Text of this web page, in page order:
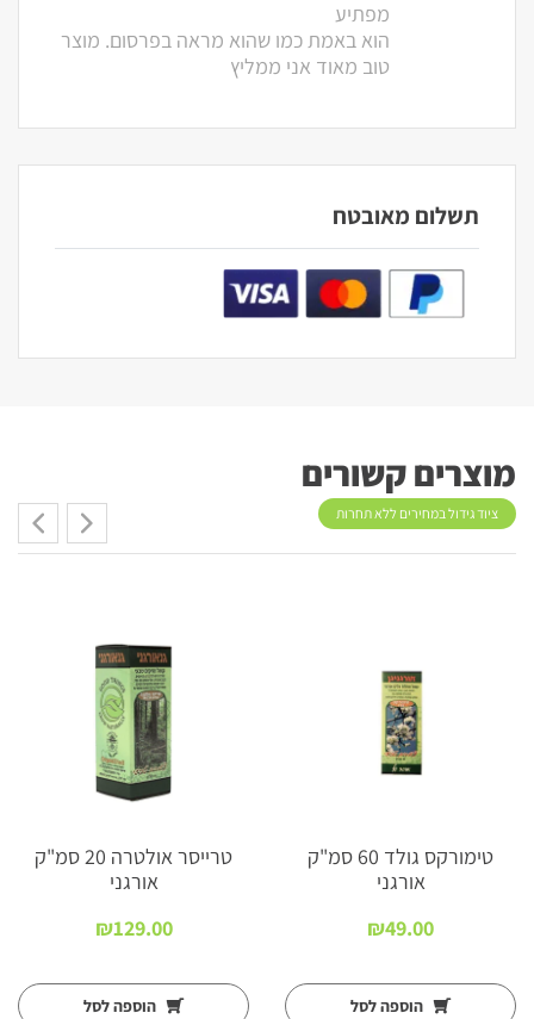
מפתיע
הוא באמת כמו שהוא מראה בפרסום. מוצר
טוב מאוד אני ממליץ
תשלום מאובטח
מוצרים קשורים
ציוד גידול במחירים ללא תחרות
טימורקס גולד 60 סמ"ק
אורגני
₪49.00
הוספה לסל
טרייסר אולטרה 20 סמ"ק
אורגני
₪129.00
הוספה לסל